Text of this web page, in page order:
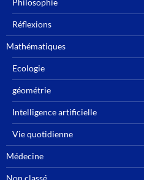
Philosophie
Réflexions
Mathématiques
Ecologie
géométrie
Intelligence artificielle
Vie quotidienne
Médecine
Non classé